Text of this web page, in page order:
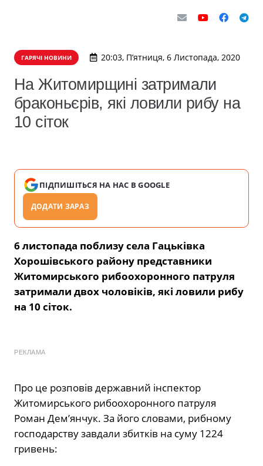
ГАРЯЧІ НОВИНИ 20:03, П’ятниця, 6 Листопада, 2020
На Житомирщині затримали
браконьєрів, які ловили рибу на
10 сіток
ПІДПИШІТЬСЯ НА НАС В GOOGLE
ДОДАТИ ЗАРАЗ
6 листопада поблизу села Гацьківка
Хорошівського району представники
Житомирського рибоохоронного патруля
затримали двох чоловіків, які ловили рибу
на 10 сіток.
РЕКЛАМА
Про це розповів державний інспектор
Житомирського рибоохоронного патруля
Роман Дем’янчук. За його словами, рибному
господарству завдали збитків на суму 1224
гривень: